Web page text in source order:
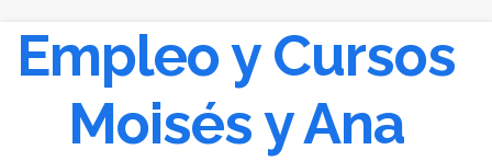
Empleo y Cursos
Moisés y Ana